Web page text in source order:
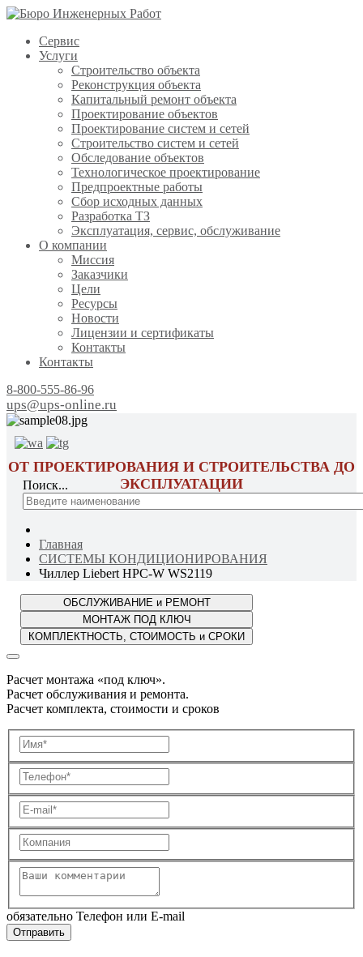
Сервис
Услуги
Строительство объекта
Реконструкция объекта
Капитальный ремонт объекта
Проектирование объектов
Проектирование систем и сетей
Строительство систем и сетей
Обследование объектов
Технологическое проектирование
Предпроектные работы
Сбор исходных данных
Разработка ТЗ
Эксплуатация, сервис, обслуживание
О компании
Миссия
Заказчики
Цели
Ресурсы
Новости
Лицензии и сертификаты
Контакты
Контакты
8-800-555-86-96
ups@ups-online.ru
ОТ ПРОЕКТИРОВАНИЯ И СТРОИТЕЛЬСТВА ДО
ЭКСПЛУАТАЦИИ
Поиск...
Главная
СИСТЕМЫ КОНДИЦИОНИРОВАНИЯ
Чиллер Liebert HPC-W WS2119
Расчет монтажа «под ключ».
Расчет обслуживания и ремонта.
Расчет комплекта, стоимости и сроков
обязательно Телефон или E-mail